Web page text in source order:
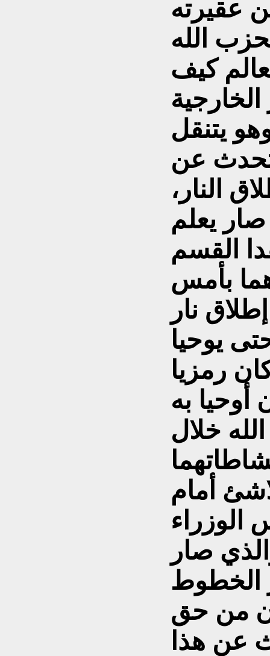
عقيرته
الله
کيف
يتنقل
عن
النار،
يعلم
القسم
بأمس
نار
يوحيا
أوحيا به
خلال
أمام
الوزراء
صار
الخطوط
من حق
عن هذا